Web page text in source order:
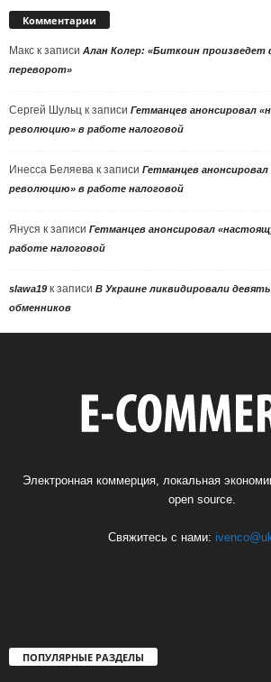
Комментарии
Макс к записи Алан Колер: «Биткоин произведет
переворот»
Сергей Шульц к записи Гетманцев анонсировал
революцию» в работе налоговой
Инесса Беляева к записи Гетманцев
революцию» в работе налоговой
Януся к записи Гетманцев анонсировал
работе налоговой
slawa19 к записи В Украине ликвидировали
обменников
Электронная коммерция, локальная
open source.
Свяжитесь с нами:
ПОПУЛЯРНЫЕ РАЗДЕЛЫ